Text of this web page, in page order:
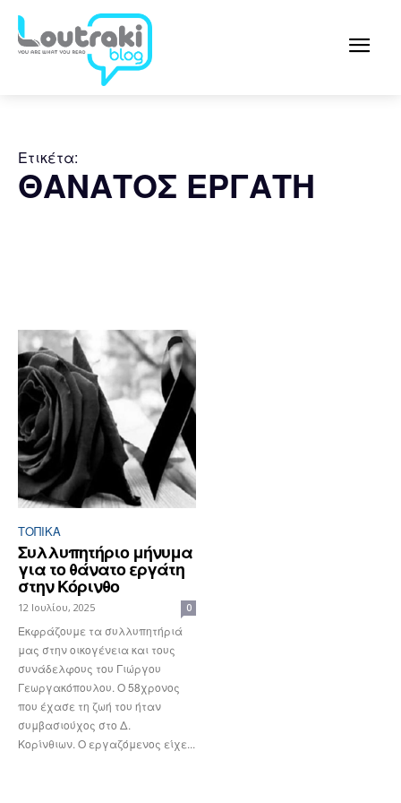
Ετικέτα:
ΘΑΝΑΤΟΣ ΕΡΓΑΤΗ
ΤΟΠΙΚΑ
Συλλυπητήριο μήνυμα
για το θάνατο εργάτη
στην Κόρινθο
12 Ιουλίου, 2025 0
Εκφράζουμε τα συλλυπητήριά
μας στην οικογένεια και τους
συνάδελφους του Γιώργου
Γεωργακόπουλου. Ο 58χρονος
που έχασε τη ζωή του ήταν
συμβασιούχος στο Δ.
Κορίνθιων. Ο εργαζόμενος είχε...